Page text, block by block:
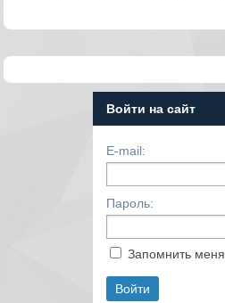
Войти на сайт
E-mail:
Пароль:
Запомнить меня